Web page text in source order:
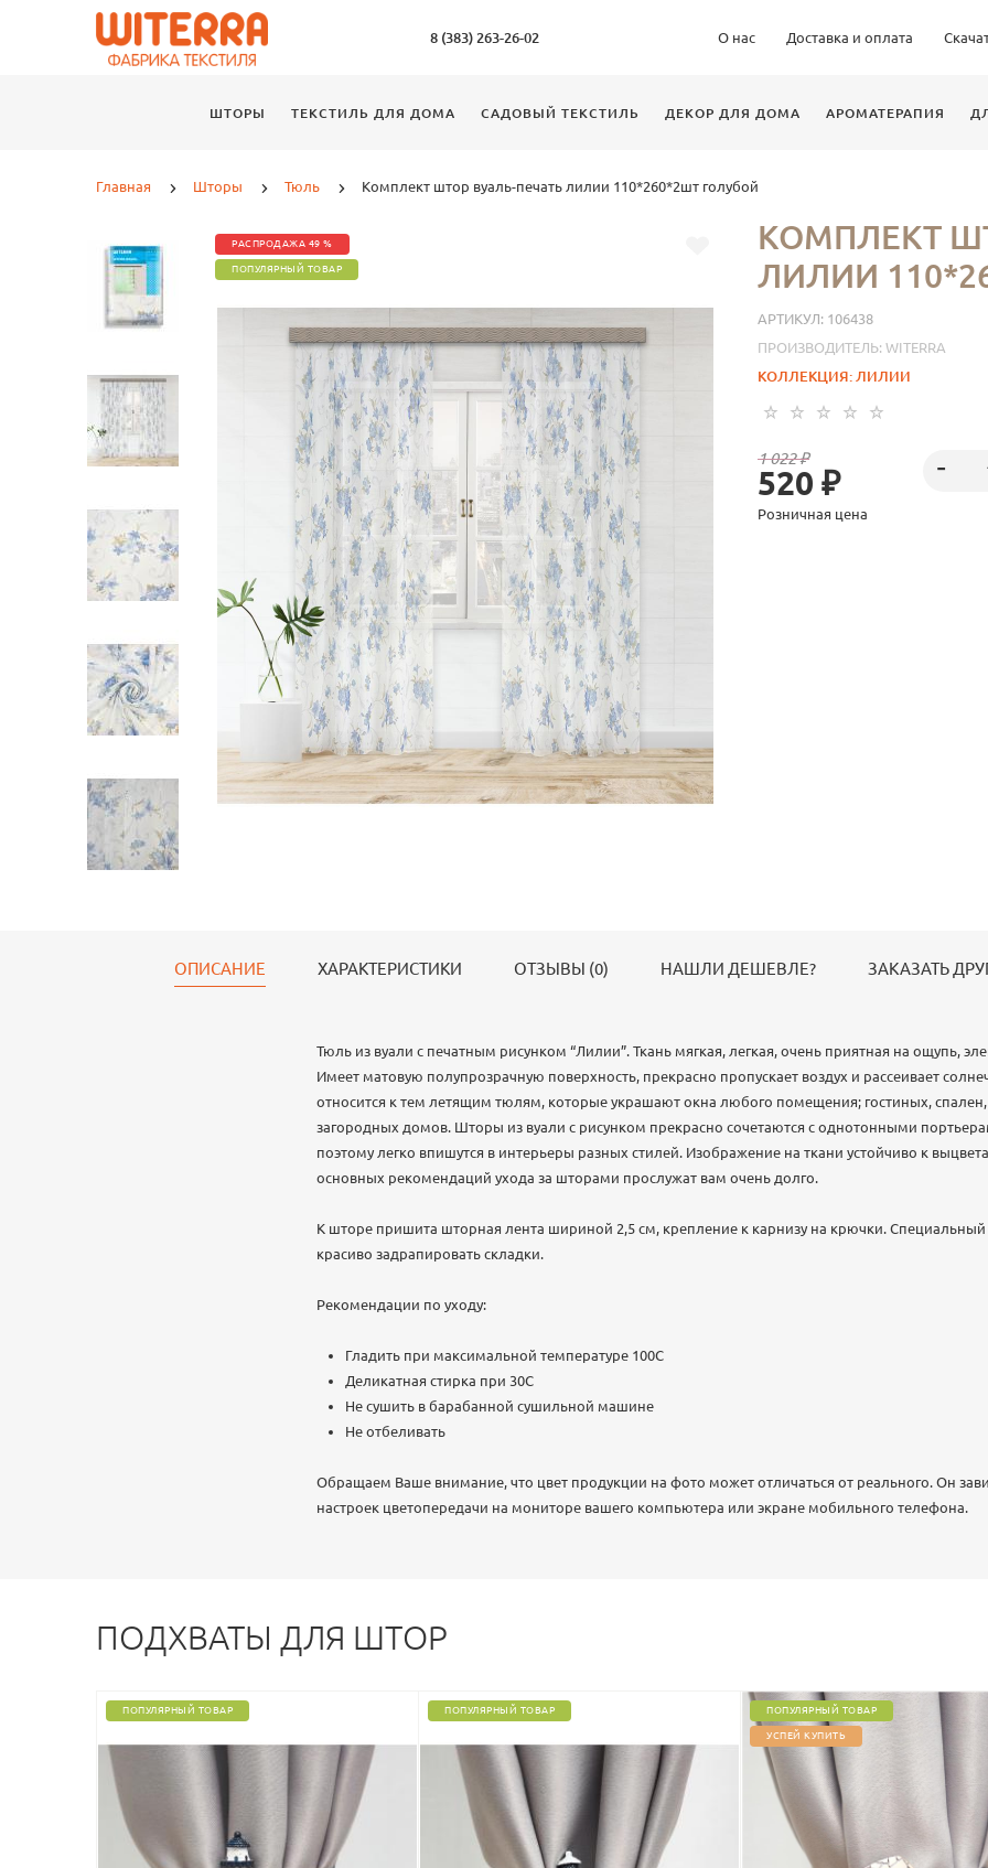
8 (383) 263-26-02 О нас Доставка и оплата
ШТОРЫ ТЕКСТИЛЬ ДЛЯ ДОМА САДОВЫЙ ТЕКСТИЛЬ ДЕКОР ДЛЯ ДОМА АРОМАТЕРАПИЯ
Главная Шторы Тюль Комплект штор вуаль-печать лилии 110*260*2шт голубой
РАСПРОДАЖА 49 %
ПОПУЛЯРНЫЙ ТОВАР
КОМПЛЕКТ
ЛИЛИИ
АРТИКУЛ: 106438
ПРОИЗВОДИТЕЛЬ: WITERRA
КОЛЛЕКЦИЯ: ЛИЛИИ
1 022 ₽
520 ₽
Розничная цена
ОПИСАНИЕ ХАРАКТЕРИСТИКИ ОТЗЫВЫ (0) НАШЛИ ДЕШЕВЛЕ? ЗАКАЗАТЬ
Тюль из вуали с печатным рисунком “Лилии”. Ткань мягкая, легкая, очень приятная на ощупь,
Имеет матовую полупрозрачную поверхность, прекрасно пропускает воздух и рассеивает
относится к тем летящим тюлям, которые украшают окна любого помещения; гостиных, спален,
загородных домов. Шторы из вуали с рисунком прекрасно сочетаются с однотонными
поэтому легко впишутся в интерьеры разных стилей. Изображение на ткани устойчиво к
основных рекомендаций ухода за шторами прослужат вам очень долго.
К шторе пришита шторная лента шириной 2,5 см, крепление к карнизу на крючки.
красиво задрапировать складки.
Рекомендации по уходу:
Гладить при максимальной температуре 100C
Деликатная стирка при 30С
Не сушить в барабанной сушильной машине
Не отбеливать
Обращаем Ваше внимание, что цвет продукции на фото может отличаться от реального. Он
настроек цветопередачи на мониторе вашего компьютера или экране мобильного телефона.
ПОДХВАТЫ ДЛЯ ШТОР
ПОПУЛЯРНЫЙ ТОВАР ПОПУЛЯРНЫЙ ТОВАР ПОПУЛЯРНЫЙ ТОВАР
УСПЕЙ КУПИТЬ